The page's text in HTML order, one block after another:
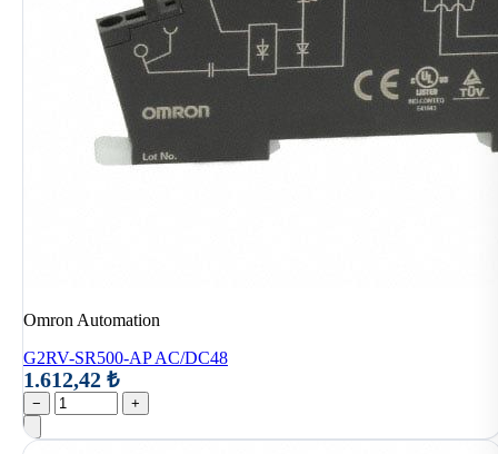
Omron Automation
G2RV-SR500-AP AC/DC48
1.612,42 ₺
− +